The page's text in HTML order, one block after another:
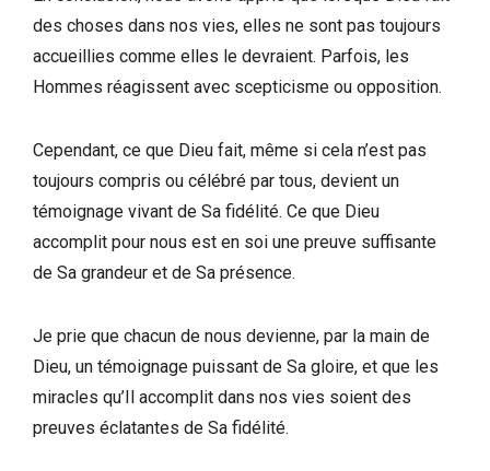
des choses dans nos vies, elles ne sont pas toujours
accueillies comme elles le devraient. Parfois, les
Hommes réagissent avec scepticisme ou opposition.
Cependant, ce que Dieu fait, même si cela n’est pas
toujours compris ou célébré par tous, devient un
témoignage vivant de Sa fidélité. Ce que Dieu
accomplit pour nous est en soi une preuve suffisante
de Sa grandeur et de Sa présence.
Je prie que chacun de nous devienne, par la main de
Dieu, un témoignage puissant de Sa gloire, et que les
miracles qu’Il accomplit dans nos vies soient des
preuves éclatantes de Sa fidélité.